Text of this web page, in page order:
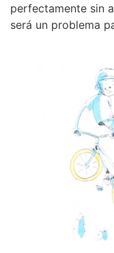
perfectamente sin
será un problema